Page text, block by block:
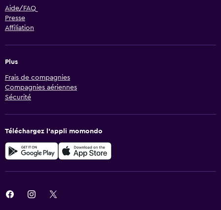
Aide/FAQ
Presse
Affiliation
Plus
Frais de compagnies
Compagnies aériennes
Sécurité
Téléchargez l’appli momondo